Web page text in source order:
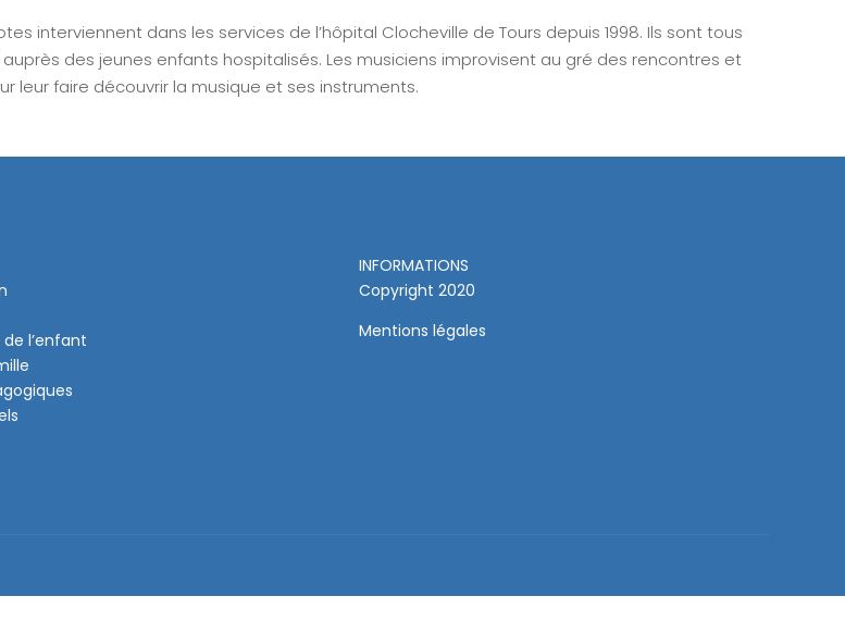
interviennent dans les services de l’hôpital Clocheville de Tours depuis 1998. Ils sont tous
des jeunes enfants hospitalisés. Les musiciens improvisent au gré des rencontres et
leur faire découvrir la musique et ses instruments.
l’enfant
INFORMATIONS
Copyright 2020
Mentions légales